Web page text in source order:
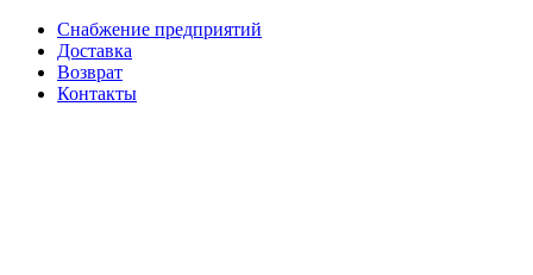
Снабжение предприятий
Доставка
Возврат
Контакты